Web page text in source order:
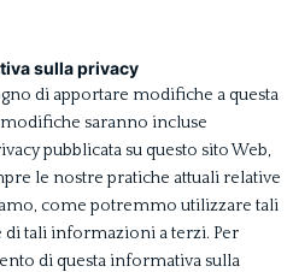
sulla privacy
di apportare modifiche a questa
saranno incluse
pubblicata su questo sito Web,
le nostre pratiche attuali relative
come potremmo utilizzare tali
tali informazioni a terzi. Per
di questa informativa sulla